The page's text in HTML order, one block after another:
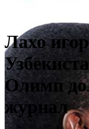
Лахо
Олимп
журнал